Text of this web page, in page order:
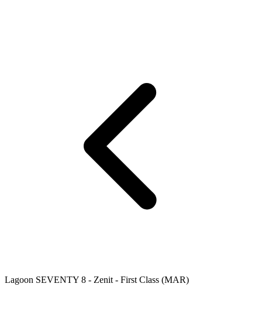
Lagoon SEVENTY 8 - Zenit - First Class (MAR)